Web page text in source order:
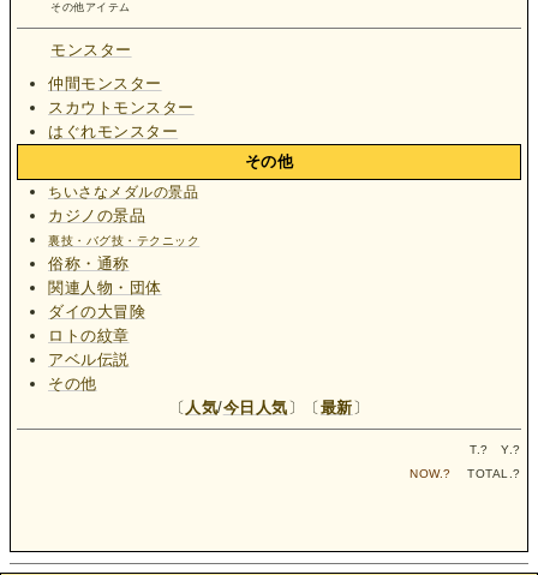
その他アイテム
モンスター
仲間モンスター
スカウトモンスター
はぐれモンスター
その他
ちいさなメダルの景品
カジノの景品
裏技・バグ技・テクニック
俗称・通称
関連人物・団体
ダイの大冒険
ロトの紋章
アベル伝説
その他
〔 人気/今日人気 〕〔 最新 〕
T.? Y.?
NOW.? TOTAL.?